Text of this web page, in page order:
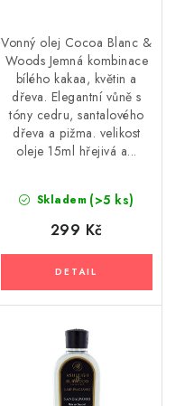
Skladem (>5 ks)
299 Kč
Vonný olej Cocoa Blanc &
Woods Jemná kombinace
bílého kakaa, květin a
dřeva. Elegantní vůně s
tóny cedru, santalového
dřeva a pižma. velikost
oleje 15ml hřejivá a...